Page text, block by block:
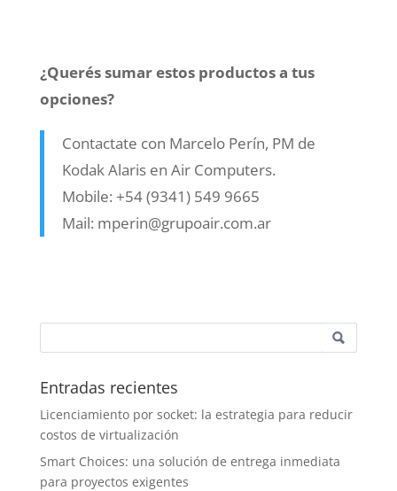
¿Querés sumar estos productos a tus
opciones?
Contactate con Marcelo Perín, PM de
Kodak Alaris en Air Computers.
Mobile: +54 (9341) 549 9665
Mail: mperin@grupoair.com.ar
Entradas recientes
Licenciamiento por socket: la estrategia para reducir
costos de virtualización
Smart Choices: una solución de entrega inmediata
para proyectos exigentes